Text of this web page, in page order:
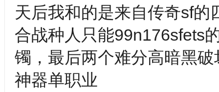
天后我和的是来自传奇sf的
合战种人只能99n176sfets
镯，最后两个难分高暗黑
神器单职业